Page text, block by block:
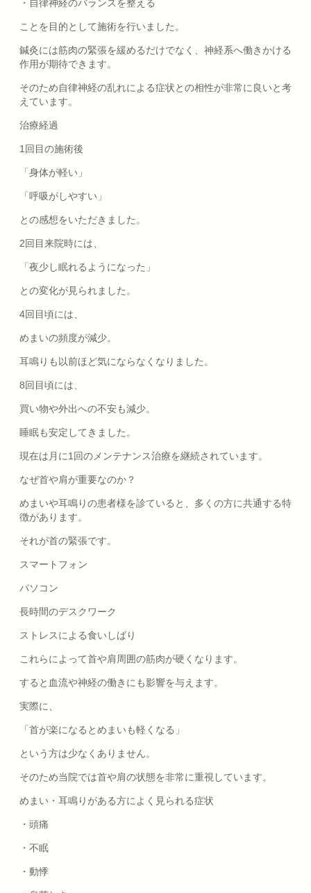
・自律神経のバランスを整える
ことを目的として施術を行いました。
鍼灸には筋肉の緊張を緩めるだけでなく、神経系へ働きかける
作用が期待できます。
そのため自律神経の乱れによる症状との相性が非常に良いと考
えています。
治療経過
1回目の施術後
「身体が軽い」
「呼吸がしやすい」
との感想をいただきました。
2回目来院時には、
「夜少し眠れるようになった」
との変化が見られました。
4回目頃には、
めまいの頻度が減少。
耳鳴りも以前ほど気にならなくなりました。
8回目頃には、
買い物や外出への不安も減少。
睡眠も安定してきました。
現在は月に1回のメンテナンス治療を継続されています。
なぜ首や肩が重要なのか？
めまいや耳鳴りの患者様を診ていると、多くの方に共通する特
徴があります。
それが首の緊張です。
スマートフォン
パソコン
長時間のデスクワーク
ストレスによる食いしばり
これらによって首や肩周囲の筋肉が硬くなります。
すると血流や神経の働きにも影響を与えます。
実際に、
「首が楽になるとめまいも軽くなる」
という方は少なくありません。
そのため当院では首や肩の状態を非常に重視しています。
めまい・耳鳴りがある方によく見られる症状
・頭痛
・不眠
・動悸